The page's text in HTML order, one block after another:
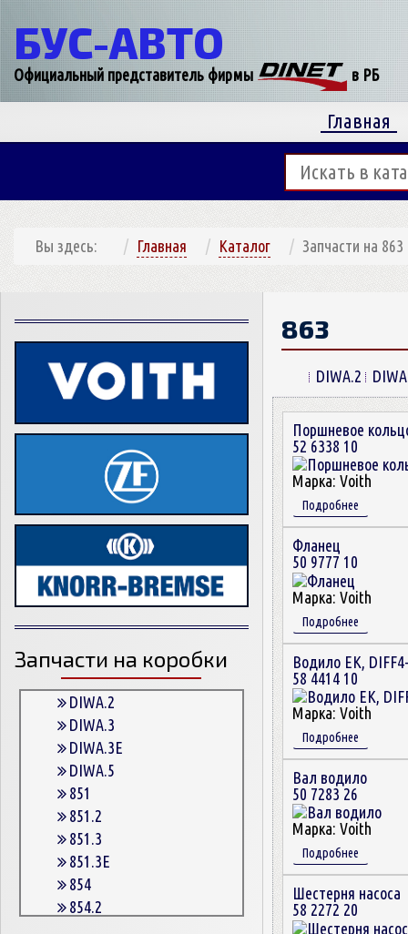
БУС-АВТО
Официальный представитель фирмы в РБ
Главная
Вы здесь: Главная Каталог Запчасти на 863
Запчасти на коробки
DIWA.2
DIWA.3
DIWA.3E
DIWA.5
851
851.2
851.3
851.3E
854
854.2
863
DIWA.2
Поршневое
52 6338 10
Марка: Voith
Подробнее
Фланец
50 9777 10
Марка: Voith
Подробнее
Водило EK,
58 4414 10
Марка: Voith
Подробнее
Вал водило
50 7283 26
Марка: Voith
Подробнее
Шестерня насоса
58 2272 20